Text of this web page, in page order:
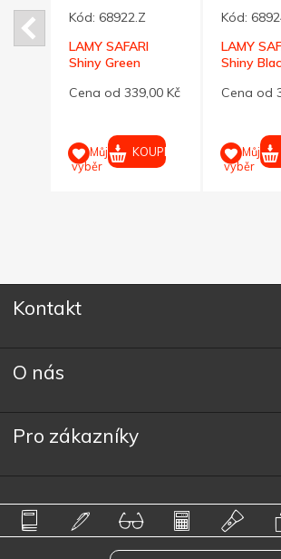
Kód: 68922.Z
LAMY SAFARI
Shiny Green
Cena od 339,00 Kč
Můj
výběr
KOUPIT
Kód:
LAMY
Shiny
Cena od
Můj
výběr
Kontakt
O nás
Pro zákazníky